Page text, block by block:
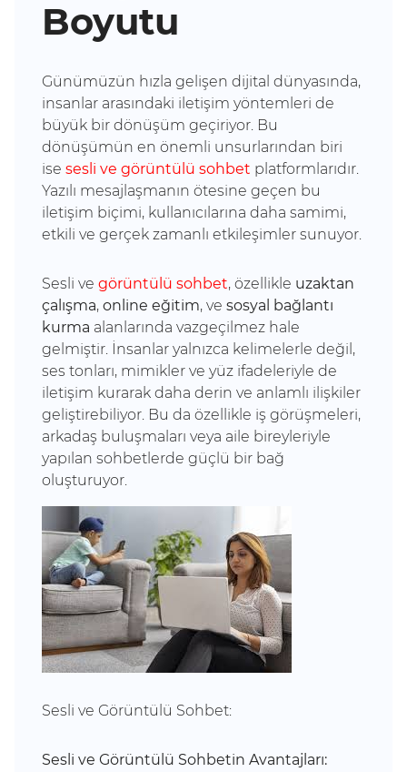
Boyutu
Günümüzün hızla gelişen dijital dünyasında,
insanlar arasındaki iletişim yöntemleri de
büyük bir dönüşüm geçiriyor. Bu
dönüşümün en önemli unsurlarından biri
ise sesli ve görüntülü sohbet platformlarıdır.
Yazılı mesajlaşmanın ötesine geçen bu
iletişim biçimi, kullanıcılarına daha samimi,
etkili ve gerçek zamanlı etkileşimler sunuyor.
Sesli ve görüntülü sohbet, özellikle uzaktan
çalışma, online eğitim, ve sosyal bağlantı
kurma alanlarında vazgeçilmez hale
gelmiştir. İnsanlar yalnızca kelimelerle değil,
ses tonları, mimikler ve yüz ifadeleriyle de
iletişim kurarak daha derin ve anlamlı ilişkiler
geliştirebiliyor. Bu da özellikle iş görüşmeleri,
arkadaş buluşmaları veya aile bireyleriyle
yapılan sohbetlerde güçlü bir bağ
oluşturuyor.
Sesli ve Görüntülü Sohbet:
Sesli ve Görüntülü Sohbetin Avantajları: